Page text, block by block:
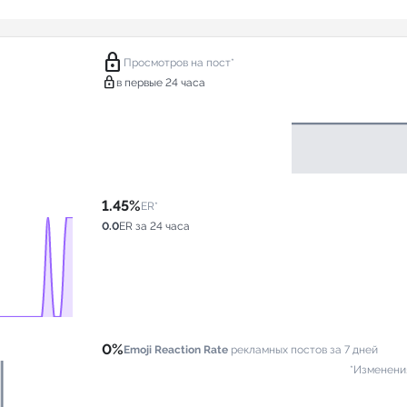
lock Просмотров на пост*
lock в первые 24 часа
1.45%ER*
0.0ER за 24 часа
0%Emoji Reaction Rate рекламных постов за 7 дней